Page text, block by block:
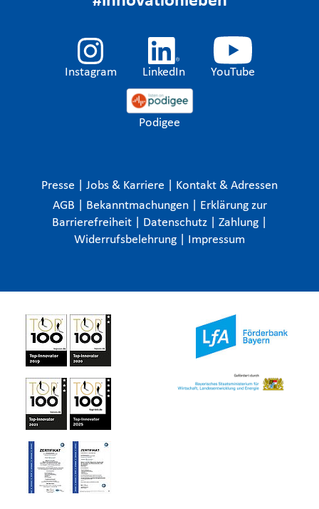
Instagram LinkedIn YouTube
Podigee
Presse Jobs & Karriere
Kontakt & Adressen
AGB
Bekanntmachungen
Erklärung zur
Barrierefreiheit
Datenschutz Zahlung
Widerrufsbelehrung
Impressum